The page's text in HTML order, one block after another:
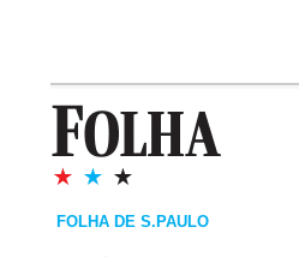
FOLHA DE S.PAULO